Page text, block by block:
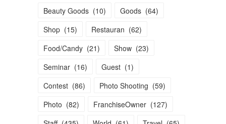
Beauty Goods (10) Goods (64)
Shop (15) Restauran (62)
Food/Candy (21) Show (23)
Seminar (16) Guest (1)
Contest (86) Photo Shooting (59)
Photo (82) FranchiseOwner (127)